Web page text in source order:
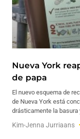
Nueva York
de papa
El nuevo esquema de
de Nueva York está
drásticamente la basura
Kim-Jenna Jurriaans